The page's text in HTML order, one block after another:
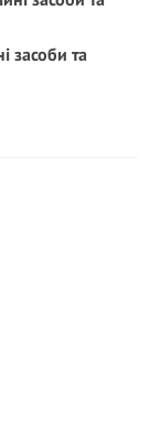
засоби та